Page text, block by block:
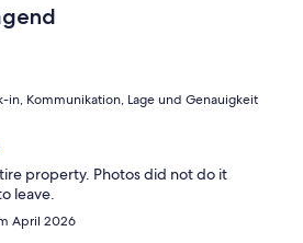
in, Kommunikation, Lage und Genauigkeit
property. Photos did not do it
leave.
April 2026